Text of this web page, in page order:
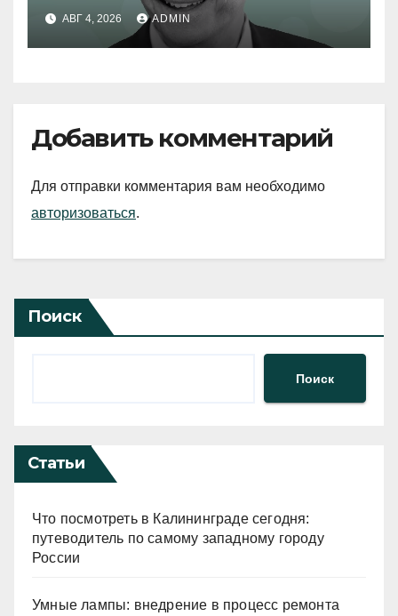
АВГ 4, 2026 ADMIN
Добавить комментарий
Для отправки комментария вам необходимо
авторизоваться.
Поиск
Поиск
Статьи
Что посмотреть в Калининграде сегодня:
путеводитель по самому западному городу
России
Умные лампы: внедрение в процесс ремонта